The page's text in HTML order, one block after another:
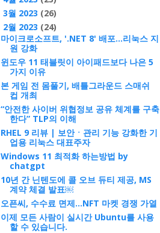
3월 2023 (26)
2월 2023 (24)
마이크로소프트, '.NET 8' 배포…리눅스 지
원 강화
윈도우 11 태블릿이 아이패드보다 나은 5
가지 이유
본 게임 전 몸풀기, 배틀그라운드 스매쉬
컵 개최
“안전한 사이버 위협정보 공유 체계를 구축
한다” TLP의 이해
RHEL 9 리뷰 | 보안ㆍ관리 기능 강화한 기
업용 리눅스 대표주자
Windows 11 최적화 하는방법 by
chatgpt
10년 간 닌텐도에 콜 오브 듀티 제공, MS
계약 체결 발표￼
오픈씨, 수수료 면제…NFT 마켓 경쟁 가열
이제 모든 사람이 실시간 Ubuntu를 사용
할 수 있습니다.